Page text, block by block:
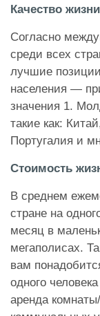
Качество
Согласно
среди всех
лучшие
населения —
значения 1.
такие как:
Португалия и
Стоимость
В среднем
стране на
месяц в
мегаполисах.
вам
одного
аренда